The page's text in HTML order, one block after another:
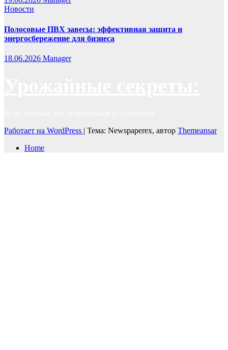
Новости
Полосовые ПВХ завесы: эффективная защита и
энергосбережение для бизнеса
18.06.2026 Manager
Работает на WordPress | Тема: Newspaperex, автор Themeansar
Home